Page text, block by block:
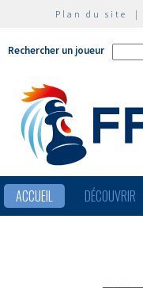
Plan du site |
Rechercher un joueur
ACCUEIL DÉCOUVRIR